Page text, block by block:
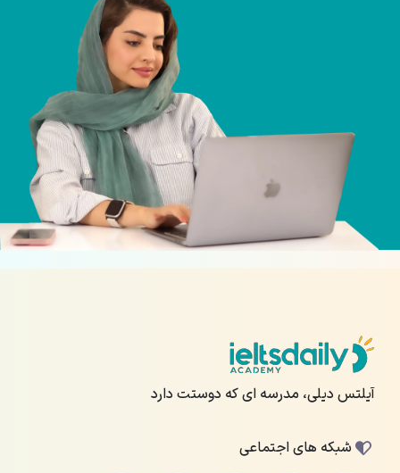
آیلتس دیلی، مدرسه ای که دوستت دارد
شبکه های اجتماعی